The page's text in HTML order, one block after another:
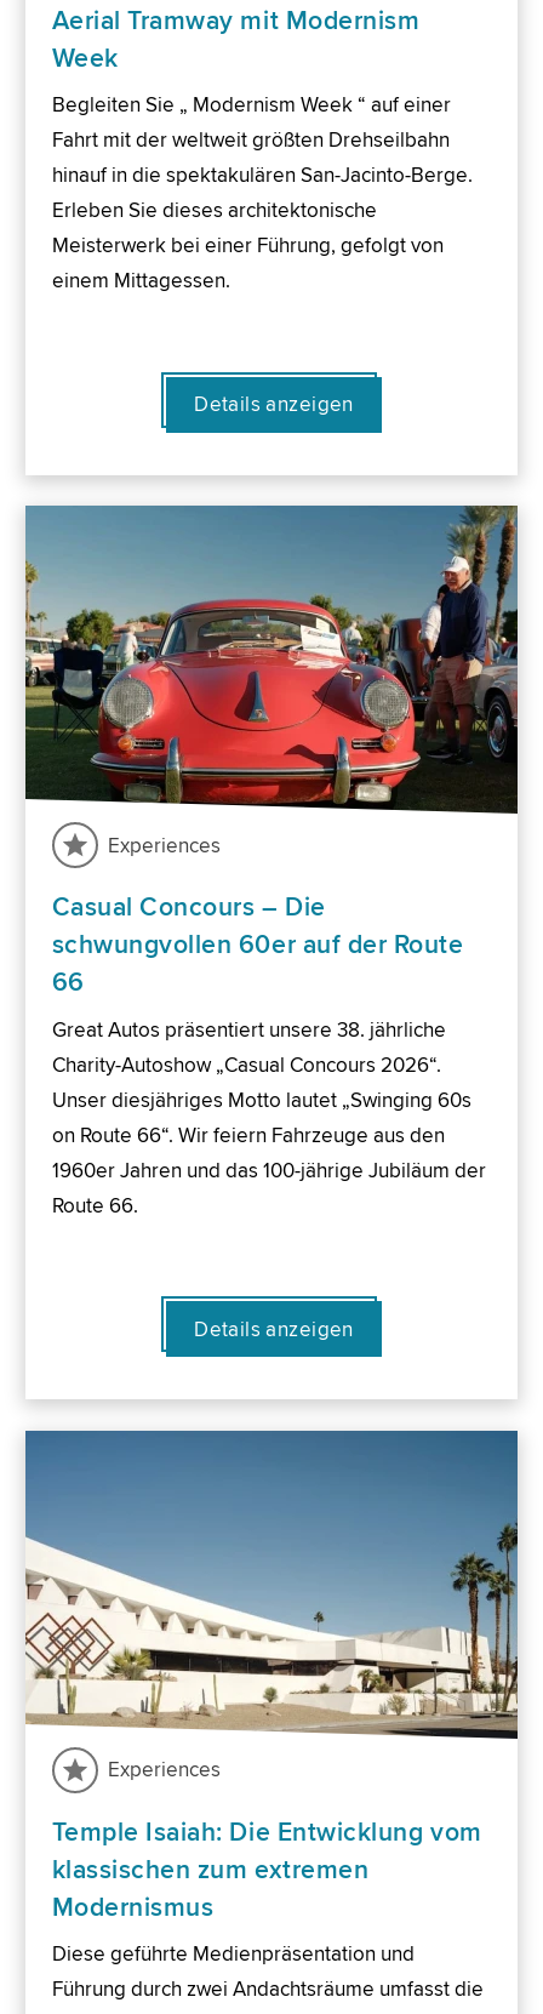
Aerial Tramway mit Modernism
Week
Begleiten Sie „ Modernism Week “ auf einer
Fahrt mit der weltweit größten Drehseilbahn
hinauf in die spektakulären San-Jacinto-Berge.
Erleben Sie dieses architektonische
Meisterwerk bei einer Führung, gefolgt von
einem Mittagessen.
Details anzeigen
Experiences
Casual Concours – Die
schwungvollen 60er auf der Route
66
Great Autos präsentiert unsere 38. jährliche
Charity-Autoshow „Casual Concours 2026“.
Unser diesjähriges Motto lautet „Swinging 60s
on Route 66“. Wir feiern Fahrzeuge aus den
1960er Jahren und das 100-jährige Jubiläum der
Route 66.
Details anzeigen
Experiences
Temple Isaiah: Die Entwicklung vom
klassischen zum extremen
Modernismus
Diese geführte Medienpräsentation und
Führung durch zwei Andachtsräume umfasst die